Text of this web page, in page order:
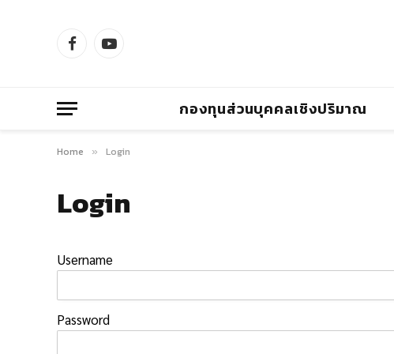
FacebookYouTube
กองทุนส่วนบุคคลเชิงปริมาณ
Home » Login
Login
Username
Password